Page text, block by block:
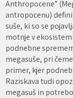
Anthropocene”
antropocenu)
suše, ki so se
motnje v
podnebne
megasuše, pri
primer, kjer
Raziskava tudi
megasuš in